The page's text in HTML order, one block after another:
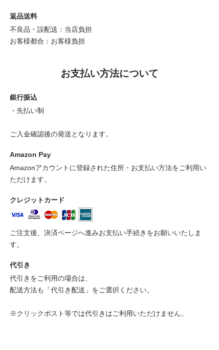
返品送料
不良品・誤配送：当店負担
お客様都合：お客様負担
お支払い方法について
銀行振込
・先払い制
ご入金確認後の発送となります。
Amazon Pay
Amazonアカウントに登録された住所・お支払い方法をご利用い
ただけます。
クレジットカード
ご注文後、決済ページへ進みお支払い手続きをお願いいたしま
す。
代引き
代引きをご利用の場合は、
配送方法も「代引き配送」をご選択ください。
※クリックポスト等では代引きはご利用いただけません。